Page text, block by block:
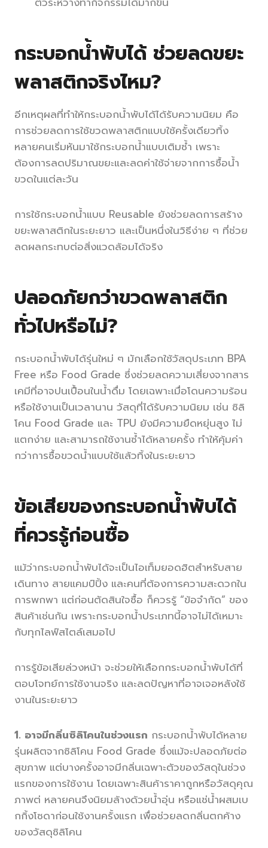
กระบอกน้ำพับได้ ช่วยลดขยะ
พลาสติกจริงไหม?
อีกเหตุผลที่ทำให้กระบอกน้ำพับได้ได้รับความนิยม คือ
การช่วยลดการใช้ขวดพลาสติกแบบใช้ครั้งเดียวทิ้ง
หลายคนเริ่มหันมาใช้กระบอกน้ำแบบเติมซ้ำ เพราะ
ต้องการลดปริมาณขยะและลดค่าใช้จ่ายจากการซื้อน้ำ
ขวดในแต่ละวัน
การใช้กระบอกน้ำแบบ Reusable ยังช่วยลดการสร้าง
ขยะพลาสติกในระยะยาว และเป็นหนึ่งในวิธีง่าย ๆ ที่ช่วย
ลดผลกระทบต่อสิ่งแวดล้อมได้จริง
ปลอดภัยกว่าขวดพลาสติก
ทั่วไปหรือไม่?
กระบอกน้ำพับได้รุ่นใหม่ ๆ มักเลือกใช้วัสดุประเภท BPA
Free หรือ Food Grade ซึ่งช่วยลดความเสี่ยงจากสาร
เคมีที่อาจปนเปื้อนในน้ำดื่ม โดยเฉพาะเมื่อโดนความร้อน
หรือใช้งานเป็นเวลานาน วัสดุที่ได้รับความนิยม เช่น ซิลิ
โคน Food Grade และ TPU ยังมีความยืดหยุ่นสูง ไม่
แตกง่าย และสามารถใช้งานซ้ำได้หลายครั้ง ทำให้คุ้มค่า
กว่าการซื้อขวดน้ำแบบใช้แล้วทิ้งในระยะยาว
ข้อเสียของกระบอกน้ำพับได้
ที่ควรรู้ก่อนซื้อ
แม้ว่ากระบอกน้ำพับได้จะเป็นไอเท็มยอดฮิตสำหรับสาย
เดินทาง สายแคมป์ปิ้ง และคนที่ต้องการความสะดวกใน
การพกพา แต่ก่อนตัดสินใจซื้อ ก็ควรรู้ “ข้อจำกัด” ของ
สินค้าเช่นกัน เพราะกระบอกน้ำประเภทนี้อาจไม่ได้เหมาะ
กับทุกไลฟ์สไตล์เสมอไป
การรู้ข้อเสียล่วงหน้า จะช่วยให้เลือกกระบอกน้ำพับได้ที่
ตอบโจทย์การใช้งานจริง และลดปัญหาที่อาจเจอหลังใช้
งานในระยะยาว
1. อาจมีกลิ่นซิลิโคนในช่วงแรก กระบอกน้ำพับได้หลาย
รุ่นผลิตจากซิลิโคน Food Grade ซึ่งแม้จะปลอดภัยต่อ
สุขภาพ แต่บางครั้งอาจมีกลิ่นเฉพาะตัวของวัสดุในช่วง
แรกของการใช้งาน โดยเฉพาะสินค้าราคาถูกหรือวัสดุคุณ
ภาพต่ หลายคนจึงนิยมล้างด้วยน้ำอุ่น หรือแช่น้ำผสมเบ
กกิ้งโซดาก่อนใช้งานครั้งแรก เพื่อช่วยลดกลิ่นตกค้าง
ของวัสดุซิลิโคน